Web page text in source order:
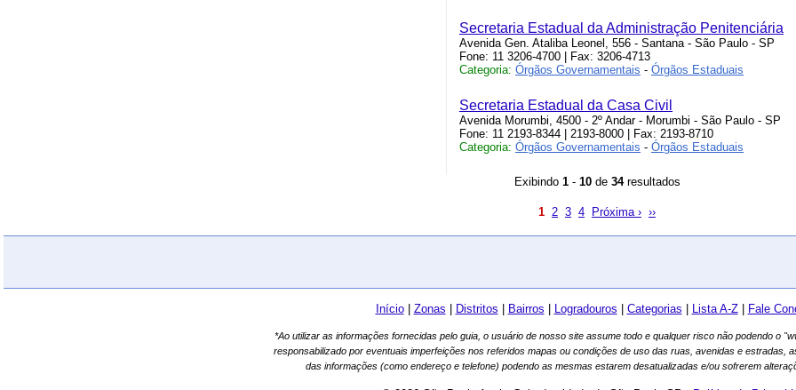
Secretaria Estadual da Administração Penitenciária
Avenida Gen. Ataliba Leonel, 556 - Santana - São Paulo - SP
Fone: 11 3206-4700 | Fax: 3206-4713
Categoria: Órgãos Governamentais - Órgãos Estaduais
Secretaria Estadual da Casa Civil
Avenida Morumbi, 4500 - 2º Andar - Morumbi - São Paulo - SP
Fone: 11 2193-8344 | 2193-8000 | Fax: 2193-8710
Categoria: Órgãos Governamentais - Órgãos Estaduais
Exibindo 1- 10de 34resultados
1 2 3 4 Próxima › ››
Início| Zonas Distritos Bairros Logradouros Categorias Lista A-Z| Fale
*Ao utilizar as informações fornecidas pelo guia, o usuário de nosso site assume todo e qualquer risco não podendo o
responsabilizado por eventuais imperfeições nos referidos mapas ou condições de uso das ruas, avenidas e estradas,
das informações (como endereço e telefone) podendo as mesmas estarem desatualizadas e/ou sofrerem